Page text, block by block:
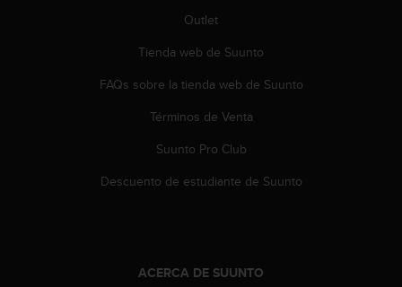
Outlet
Tienda web de Suunto
FAQs sobre la tienda web de Suunto
Términos de Venta
Suunto Pro Club
Descuento de estudiante de Suunto
ACERCA DE SUUNTO